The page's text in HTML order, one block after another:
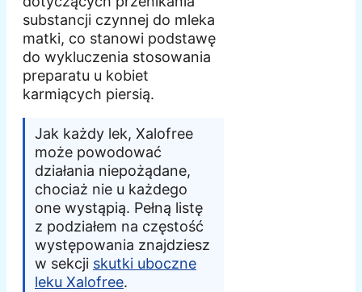
substancji czynnej do mleka
matki, co stanowi podstawę
do wykluczenia stosowania
preparatu u kobiet
karmiących piersią.
Jak każdy lek, Xalofree
może powodować
działania niepożądane,
chociaż nie u każdego
one wystąpią. Pełną listę
z podziałem na częstość
występowania znajdziesz
w sekcji skutki uboczne
leku Xalofree.